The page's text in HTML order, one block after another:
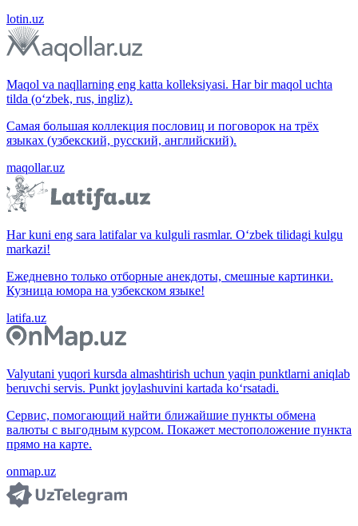
lotin.uz
Maqol va naqllarning eng katta kolleksiyasi. Har bir maqol uchta
tilda (o‘zbek, rus, ingliz).
Самая большая коллекция пословиц и поговорок на трёх
языках (узбекский, русский, английский).
maqollar.uz
Har kuni eng sara latifalar va kulguli rasmlar. O‘zbek tilidagi kulgu
markazi!
Ежедневно только отборные анекдоты, смешные картинки.
Кузница юмора на узбекском языке!
latifa.uz
Valyutani yuqori kursda almashtirish uchun yaqin punktlarni aniqlab
beruvchi servis. Punkt joylashuvini kartada ko‘rsatadi.
Сервис, помогающий найти ближайшие пункты обмена
валюты с выгодным курсом. Покажет местоположение пункта
прямо на карте.
onmap.uz